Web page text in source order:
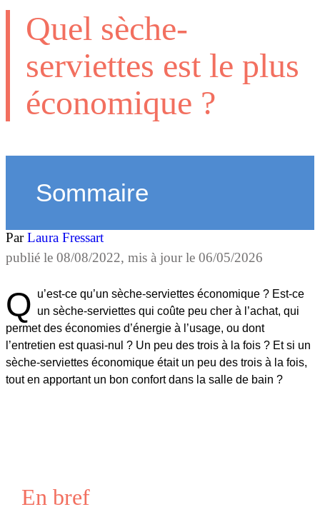
Quel sèche-
serviettes est le plus
économique ?
Sommaire
ParLaura Fressart
publié le 08/08/2022, mis à jour le 06/05/2026
Q u’est-ce qu’un sèche-serviettes économique ? Est-ce
un sèche-serviettes qui coûte peu cher à l’achat, qui
permet des économies d’énergie à l’usage, ou dont
l’entretien est quasi-nul ? Un peu des trois à la fois ? Et si un
sèche-serviettes économique était un peu des trois à la fois,
tout en apportant un bon confort dans la salle de bain ?
En bref